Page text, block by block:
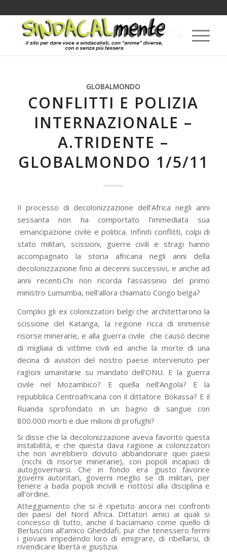
GLOBALMONDO
CONFLITTI E POLIZIA
INTERNAZIONALE –
A.TRIDENTE –
GLOBALMONDO 1/5/11
Il processo di decolonizzazione dell’Africa negli anni
sessanta non ha comportato l’immediata sua
emancipazione civile e politica. Infiniti conflitti, colpi di
stato militari, scissioni, guerre civili e stragi hanno
accompagnato la storia africana negli anni della
decolonizzazione fino ai decenni successivi, e anche ad
anni recenti.Chi non ricorda l’assassinio del primo
ministro Lumumba, nell’allora chiamato Congo belga?
Complici gli ex colonizzatori belgi che architettarono la
scissione del Katanga, la regione ricca di immense
risorse minerarie, e alla guerra civile che causò decine
di migliaia di vittime civili ed anche la morte di una
decina di aviatori del nostro paese intervenuto per
ragioni umanitarie su mandato dell’ONU. E la guerra
civile nel Mozambico? E quella nell’Angola? E la
repubblica Centroafricana con il dittatore Bokassa? E il
Ruanda sprofondato in un bagno di sangue con
800.000 morti e due milioni di profughi?
Si disse che la decolonizzazione aveva favorito questa
instabilità, e che questa dava ragione ai colonizzatori
che non avrebbero dovuto abbandonare quei paesi
(ricchi di risorse minerarie), con popoli incapaci di
autogovernarsi. Che in fondo era giusto favorire
governi autoritari, governi meglio se di militari, per
tenere a bada popoli incivili e riottosi alla disciplina e
all’ordine.
Atteggiamento che si è ripetuto ancora nei confronti
dei paesi del Nord Africa. Dittatori amici ai quali si
concesso di tutto, anche il baciamano come quello di
Berlusconi all’amico Gheddafi, pur che tenessero fermi
i giovani impedendo loro di emigrare, di ribellarsi, di
rivendicare libertà e giustizia.